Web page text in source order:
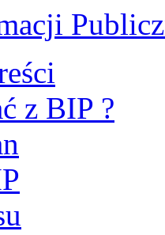
z BIP ?